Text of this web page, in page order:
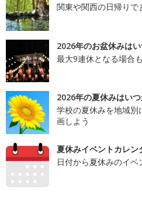
関東や関西の日帰りで
2026年のお盆休みは
最大9連休となる場合
2026年の夏休みはい
学校の夏休みを地域
画しよう
夏休みイベントカレン
日付から夏休みのイベ